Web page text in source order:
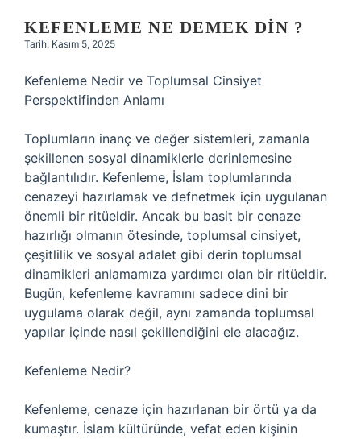
Hakkımızda
KEFENLEME NE DEMEK DIN ?
Tarih: Kasım 5, 2025
Kefenleme Nedir ve Toplumsal Cinsiyet
Perspektifinden Anlamı
Toplumların inanç ve değer sistemleri, zamanla
şekillenen sosyal dinamiklerle derinlemesine
bağlantılıdır. Kefenleme, İslam toplumlarında
cenazeyi hazırlamak ve defnetmek için uygulanan
önemli bir ritüeldir. Ancak bu basit bir cenaze
hazırlığı olmanın ötesinde, toplumsal cinsiyet,
çeşitlilik ve sosyal adalet gibi derin toplumsal
dinamikleri anlamamıza yardımcı olan bir ritüeldir.
Bugün, kefenleme kavramını sadece dini bir
uygulama olarak değil, aynı zamanda toplumsal
yapılar içinde nasıl şekillendiğini ele alacağız.
Kefenleme Nedir?
Kefenleme, cenaze için hazırlanan bir örtü ya da
kumaştır. İslam kültüründe, vefat eden kişinin